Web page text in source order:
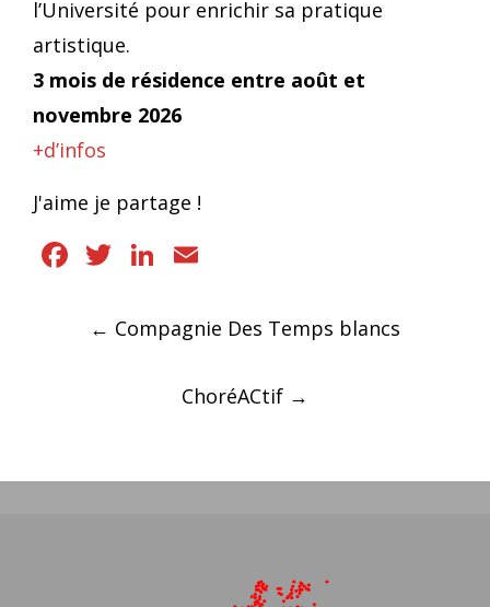
l’Université pour enrichir sa pratique
artistique.
3 mois de résidence entre août et
novembre 2026
+d’infos
J'aime je partage !
Facebook
TwitterLinkedIn
Navigation
← Compagnie Des Temps blancs
ChoréACtif →